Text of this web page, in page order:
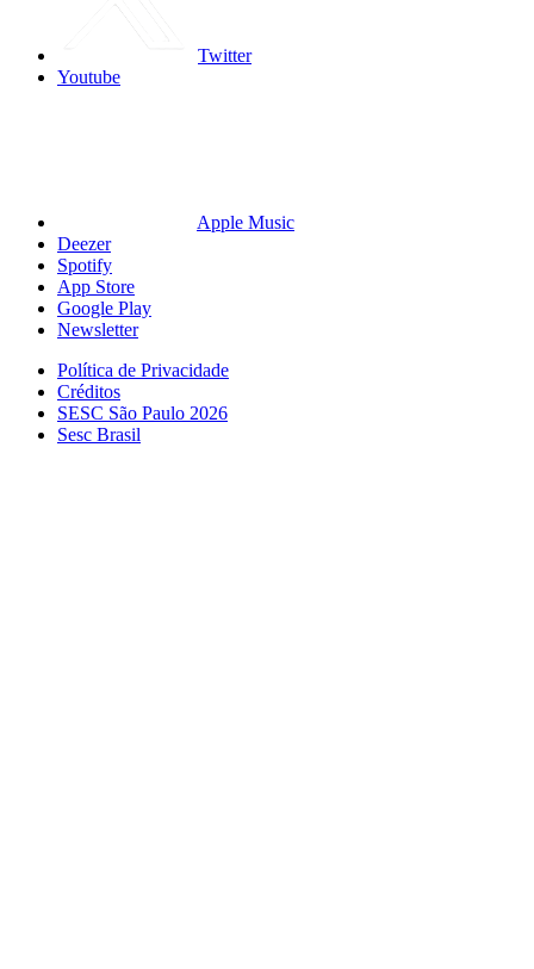
Twitter
Youtube
Apple Music
Deezer
Spotify
App Store
Google Play
Newsletter
Política de Privacidade
Créditos
SESC São Paulo 2026
Sesc Brasil